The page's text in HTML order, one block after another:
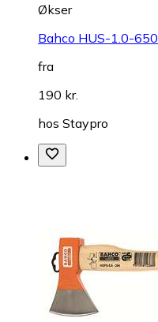
Økser
Bahco HUS-1.0-650
fra
190 kr.
hos Staypro